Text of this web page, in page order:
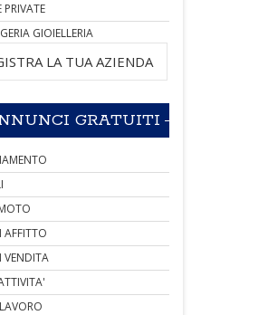
PRIVATE
GIOIELLERIA
LA TUA AZIENDA
GRATUITI
AFFITTO
VENDITA